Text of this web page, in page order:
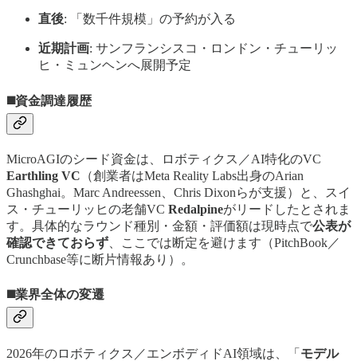
直後: 「数千件規模」の予約が入る
近期計画: サンフランシスコ・ロンドン・チューリッ
ヒ・ミュンヘンへ展開予定
◼️資金調達履歴
MicroAGIのシード資金は、ロボティクス／AI特化のVC
Earthling VC （創業者はMeta Reality Labs出身のArian
Ghashghai。Marc Andreessen、Chris Dixonらが支援）と、スイ
ス・チューリッヒの老舗VC Redalpineがリードしたとされま
す。具体的なラウンド種別・金額・評価額は現時点で公表が
確認できておらず 、ここでは断定を避けます（PitchBook／
Crunchbase等に断片情報あり）。
◼️業界全体の変遷
2026年のロボティクス／エンボディドAI領域は、「 モデル